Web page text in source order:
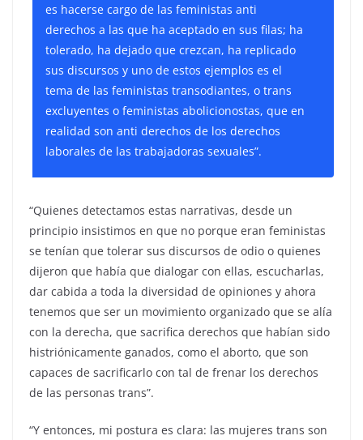
es hacerse cargo de las feministas anti
derechos a las que ha aceptado en sus filas; ha
tolerado, ha dejado que crezcan, ha replicado
sus discursos y uno de estos ejemplos es el
tema de las feministas transodiantes, o trans
excluyentes o feministas abolicionostas, que en
realidad son anti derechos de los derechos
laborales de las trabajadoras sexuales”.
“Quienes detectamos estas narrativas, desde un
principio insistimos en que no porque eran feministas
se tenían que tolerar sus discursos de odio o quienes
dijeron que había que dialogar con ellas, escucharlas,
dar cabida a toda la diversidad de opiniones y ahora
tenemos que ser un movimiento organizado que se alía
con la derecha, que sacrifica derechos que habían sido
histriónicamente ganados, como el aborto, que son
capaces de sacrificarlo con tal de frenar los derechos
de las personas trans”.
“Y entonces, mi postura es clara: las mujeres trans son